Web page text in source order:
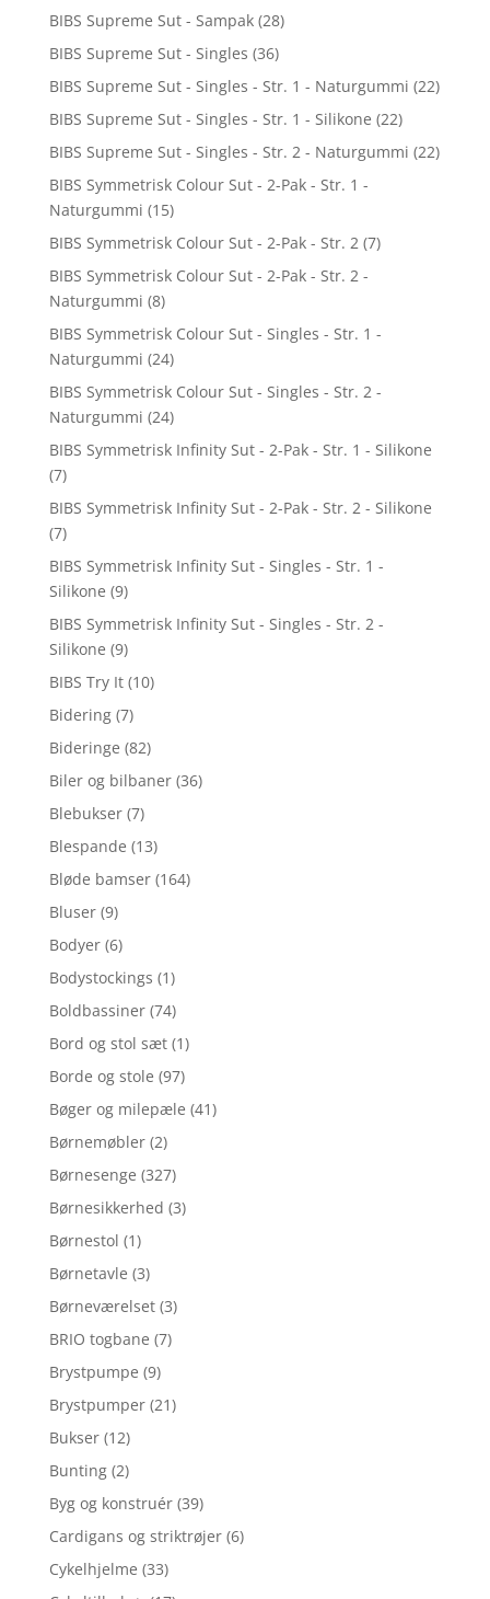
BIBS Supreme Sut - Sampak (28)
BIBS Supreme Sut - Singles (36)
BIBS Supreme Sut - Singles - Str. 1 - Naturgummi (22)
BIBS Supreme Sut - Singles - Str. 1 - Silikone (22)
BIBS Supreme Sut - Singles - Str. 2 - Naturgummi (22)
BIBS Symmetrisk Colour Sut - 2-Pak - Str. 1 -
Naturgummi (15)
BIBS Symmetrisk Colour Sut - 2-Pak - Str. 2 (7)
BIBS Symmetrisk Colour Sut - 2-Pak - Str. 2 -
Naturgummi (8)
BIBS Symmetrisk Colour Sut - Singles - Str. 1 -
Naturgummi (24)
BIBS Symmetrisk Colour Sut - Singles - Str. 2 -
Naturgummi (24)
BIBS Symmetrisk Infinity Sut - 2-Pak - Str. 1 - Silikone
(7)
BIBS Symmetrisk Infinity Sut - 2-Pak - Str. 2 - Silikone
(7)
BIBS Symmetrisk Infinity Sut - Singles - Str. 1 -
Silikone (9)
BIBS Symmetrisk Infinity Sut - Singles - Str. 2 -
Silikone (9)
BIBS Try It (10)
Bidering (7)
Bideringe (82)
Biler og bilbaner (36)
Blebukser (7)
Blespande (13)
Bløde bamser (164)
Bluser (9)
Bodyer (6)
Bodystockings (1)
Boldbassiner (74)
Bord og stol sæt (1)
Borde og stole (97)
Bøger og milepæle (41)
Børnemøbler (2)
Børnesenge (327)
Børnesikkerhed (3)
Børnestol (1)
Børnetavle (3)
Børneværelset (3)
BRIO togbane (7)
Brystpumpe (9)
Brystpumper (21)
Bukser (12)
Bunting (2)
Byg og konstruér (39)
Cardigans og striktrøjer (6)
Cykelhjelme (33)